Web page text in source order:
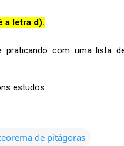
a letra d).
praticando com uma lista
estudos.
de pitágoras